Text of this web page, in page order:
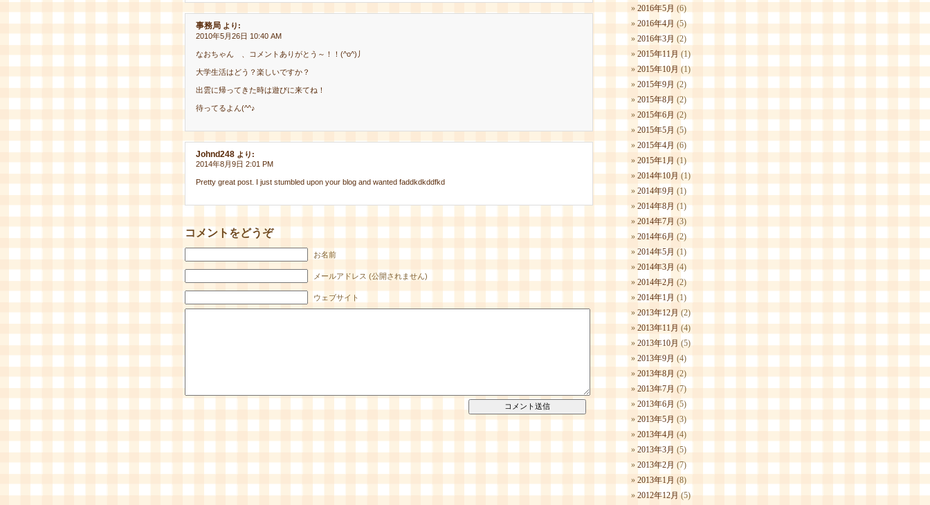
事務局 より:
2010年5月26日 10:40 AM
なおちゃん 、コメントありがとう～！！(^o^)丿
大学生活はどう？楽しいですか？
出雲に帰ってきた時は遊びに来てね！
待ってるよん(^^♪
Johnd248 より:
2014年8月9日 2:01 PM
Pretty great post. I just stumbled upon your blog and wanted faddkdkddfkd
コメントをどうぞ
お名前
メールアドレス (公開されません)
ウェブサイト
2016年5月 (6)
2016年4月 (5)
2016年3月 (2)
2015年11月 (1)
2015年10月 (1)
2015年9月 (2)
2015年8月 (2)
2015年6月 (2)
2015年5月 (5)
2015年4月 (6)
2015年1月 (1)
2014年10月 (1)
2014年9月 (1)
2014年8月 (1)
2014年7月 (3)
2014年6月 (2)
2014年5月 (1)
2014年3月 (4)
2014年2月 (2)
2014年1月 (1)
2013年12月 (2)
2013年11月 (4)
2013年10月 (5)
2013年9月 (4)
2013年8月 (2)
2013年7月 (7)
2013年6月 (5)
2013年5月 (3)
2013年4月 (4)
2013年3月 (5)
2013年2月 (7)
2013年1月 (8)
2012年12月 (5)